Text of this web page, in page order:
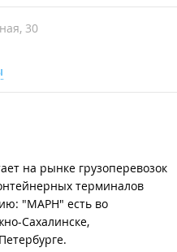
30
на рынке грузоперевозок
терминалов
"МАРН" есть во
Сахалинске,